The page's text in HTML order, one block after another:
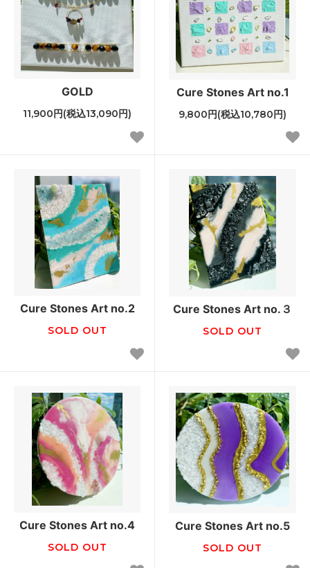
GOLD
11,900円(税込13,090円)
Cure Stones Art no.1
9,800円(税込10,780円)
Cure Stones Art no.2
SOLD OUT
Cure Stones Art no.３
SOLD OUT
Cure Stones Art no.4
SOLD OUT
Cure Stones Art no.5
SOLD OUT